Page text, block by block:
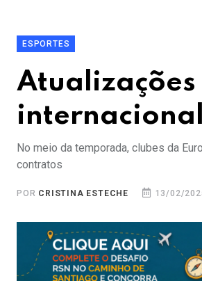
ESPORTES
internacional
No meio da temporada, clubes da
contratos
POR CRISTINA ESTECHE 13/02/